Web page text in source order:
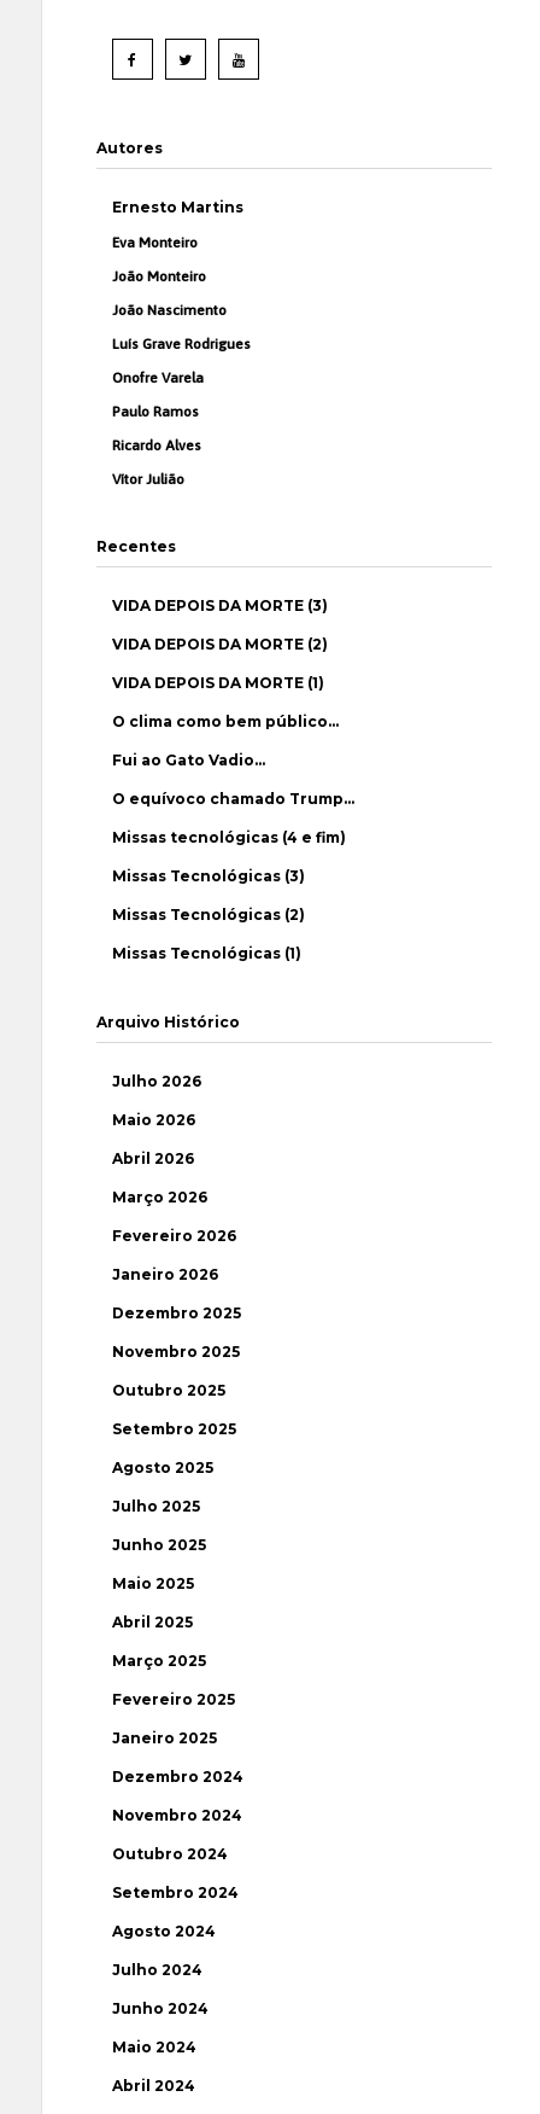
Autores
Ernesto Martins
Eva Monteiro
João Monteiro
João Nascimento
Luís Grave Rodrigues
Onofre Varela
Paulo Ramos
Ricardo Alves
Vítor Julião
Recentes
VIDA DEPOIS DA MORTE (3)
VIDA DEPOIS DA MORTE (2)
VIDA DEPOIS DA MORTE (1)
O clima como bem público…
Fui ao Gato Vadio…
O equívoco chamado Trump…
Missas tecnológicas (4 e fim)
Missas Tecnológicas (3)
Missas Tecnológicas (2)
Missas Tecnológicas (1)
Arquivo Histórico
Julho 2026
Maio 2026
Abril 2026
Março 2026
Fevereiro 2026
Janeiro 2026
Dezembro 2025
Novembro 2025
Outubro 2025
Setembro 2025
Agosto 2025
Julho 2025
Junho 2025
Maio 2025
Abril 2025
Março 2025
Fevereiro 2025
Janeiro 2025
Dezembro 2024
Novembro 2024
Outubro 2024
Setembro 2024
Agosto 2024
Julho 2024
Junho 2024
Maio 2024
Abril 2024